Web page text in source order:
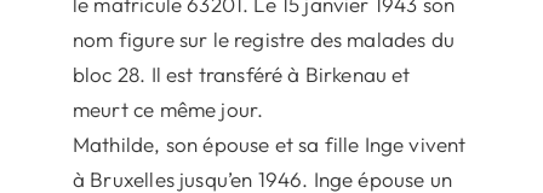
nom figure sur le registre des malades du
bloc 28. Il est transféré à Birkenau et
meurt ce même jour.
Mathilde, son épouse et sa fille Inge vivent
à Bruxelles jusqu’en 1946. Inge épouse un